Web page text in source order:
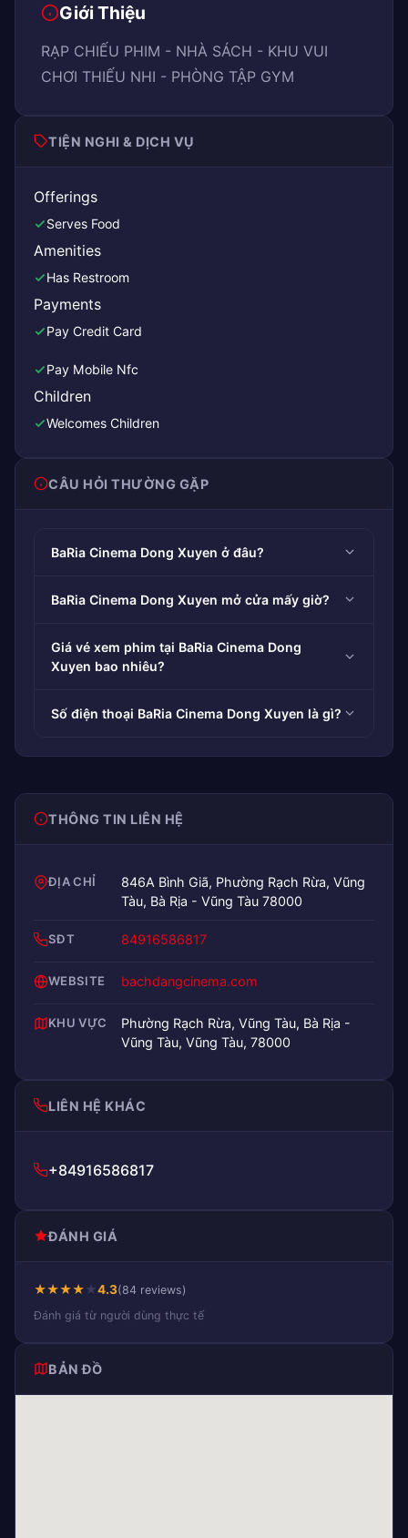
Giới Thiệu
RẠP CHIẾU PHIM - NHÀ SÁCH - KHU VUI
CHƠI THIẾU NHI - PHÒNG TẬP GYM
TIỆN NGHI & DỊCH VỤ
Offerings
Serves Food
Amenities
Has Restroom
Payments
Pay Credit Card
Pay Mobile Nfc
Children
Welcomes Children
CÂU HỎI THƯỜNG GẶP
BaRia Cinema Dong Xuyen ở đâu?
BaRia Cinema Dong Xuyen mở cửa mấy giờ?
Giá vé xem phim tại BaRia Cinema Dong
Xuyen bao nhiêu?
Số điện thoại BaRia Cinema Dong Xuyen là gì?
THÔNG TIN LIÊN HỆ
ĐỊA CHỈ
846A Bình Giã, Phường Rạch Rừa, Vũng
Tàu, Bà Rịa - Vũng Tàu 78000
SĐT 84916586817
WEBSITE bachdangcinema.com
KHU VỰC
Phường Rạch Rừa, Vũng Tàu, Bà Rịa -
Vũng Tàu, Vũng Tàu, 78000
LIÊN HỆ KHÁC
+84916586817
ĐÁNH GIÁ
★★★★★4.3(84 reviews)
Đánh giá từ người dùng thực tế
BẢN ĐỒ